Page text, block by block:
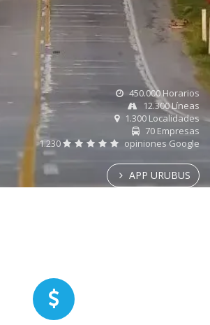
450.000 Horarios
12.300 Líneas
1.300 Localidades
70 Empresas
1.230
opiniones Google
APP URUBUS